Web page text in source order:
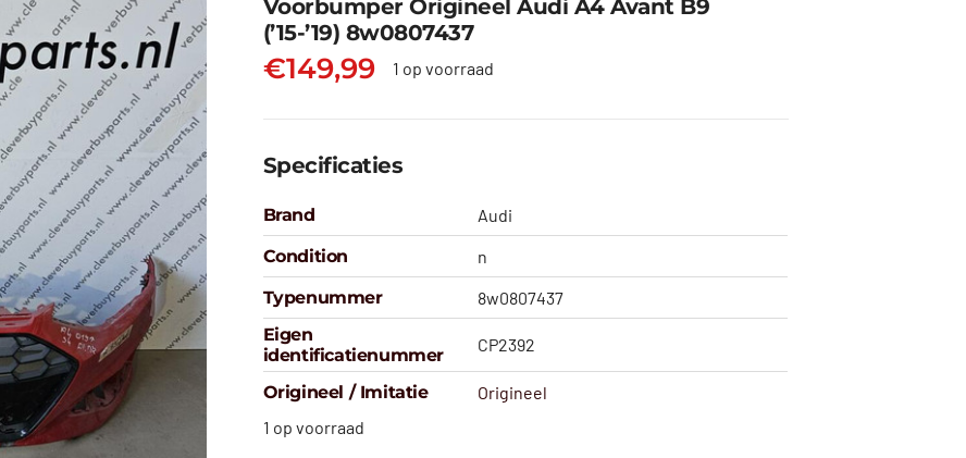
Voorbumper Origineel Audi A4 Avant B9
(’15-’19) 8w0807437
€149,99 1 op voorraad
Specificaties
Brand
Audi
Condition
n
Typenummer
8w0807437
Eigen
identificatienummer
CP2392
Origineel / Imitatie
Origineel
1 op voorraad